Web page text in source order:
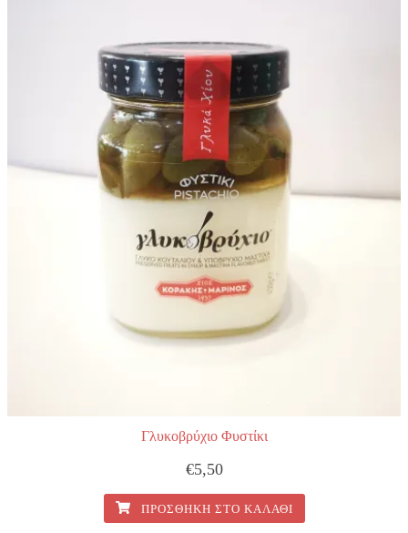
Γλυκοβρύχιο Φυστίκι
€5,50
ΠΡΟΣΘΉΚΗ ΣΤΟ ΚΑΛΆΘΙ